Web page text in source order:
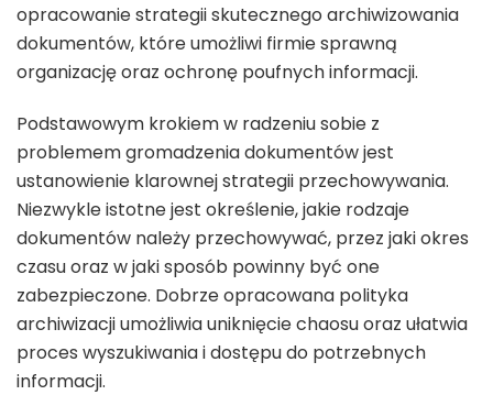
opracowanie strategii skutecznego archiwizowania
dokumentów, które umożliwi firmie sprawną
organizację oraz ochronę poufnych informacji.
Podstawowym krokiem w radzeniu sobie z
problemem gromadzenia dokumentów jest
ustanowienie klarownej strategii przechowywania.
Niezwykle istotne jest określenie, jakie rodzaje
dokumentów należy przechowywać, przez jaki okres
czasu oraz w jaki sposób powinny być one
zabezpieczone. Dobrze opracowana polityka
archiwizacji umożliwia uniknięcie chaosu oraz ułatwia
proces wyszukiwania i dostępu do potrzebnych
informacji.